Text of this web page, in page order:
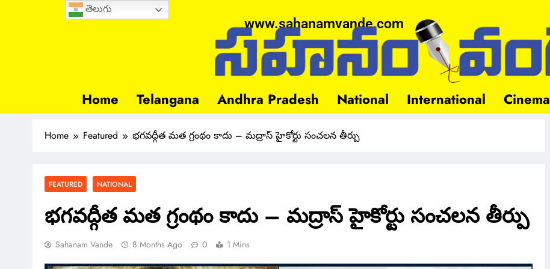
www.sahanamvande.com
Home Telangana Andhra Pradesh National International Cinema
Home Featured భగవద్గీత మత గ్రంథం కాదు – మద్రాస్ హైకోర్టు సంచలన తీర్పు
FEATURED NATIONAL
భగవద్గీత మత గ్రంథం కాదు – మద్రాస్ హైకోర్టు సంచలన తీర్పు
Sahanam Vande 8 Months Ago 0 1 Mins
తెలుగు